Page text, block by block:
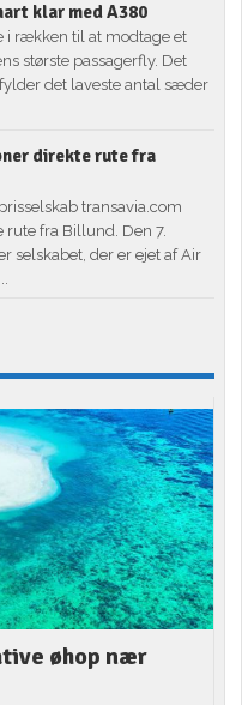
klar med A380
i rækken til at modtage et
største passagerfly. Det
det laveste antal sæder
direkte rute fra
transavia.com
rute fra Billund. Den 7.
selskabet, der er ejet af Air
øhop nær